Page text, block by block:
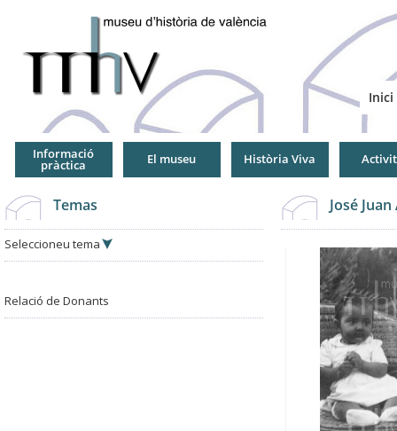
Inici
Informació
pràctica El museu Història Viva
Temas
Seleccioneu tema
Relació de Donants
José